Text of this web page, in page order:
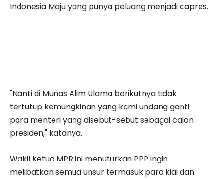
Indonesia Maju yang punya peluang menjadi capres.
"Nanti di Munas Alim Ulama berikutnya tidak
tertutup kemungkinan yang kami undang ganti
para menteri yang disebut-sebut sebagai calon
presiden," katanya.
Wakil Ketua MPR ini menuturkan PPP ingin
melibatkan semua unsur termasuk para kiai dan